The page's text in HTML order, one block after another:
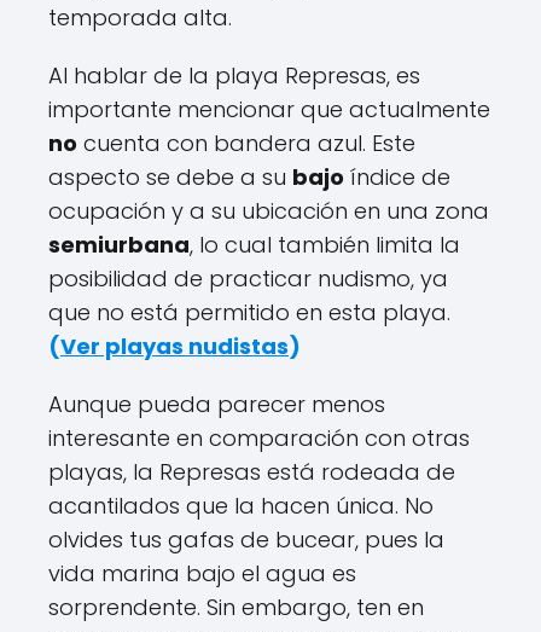
temporada alta.
Al hablar de la playa Represas, es
importante mencionar que actualmente
no cuenta con bandera azul. Este
aspecto se debe a su bajo índice de
ocupación y a su ubicación en una zona
semiurbana, lo cual también limita la
posibilidad de practicar nudismo, ya
que no está permitido en esta playa.
(Ver playas nudistas)
Aunque pueda parecer menos
interesante en comparación con otras
playas, la Represas está rodeada de
acantilados que la hacen única. No
olvides tus gafas de bucear, pues la
vida marina bajo el agua es
sorprendente. Sin embargo, ten en